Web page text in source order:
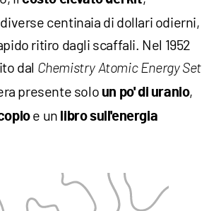
centinaia di dollari odierni,
ritiro dagli scaffali. Nel 1952
dal Chemistry Atomic Energy Set
presente solo un po' di uranio,
e un libro sull'energia